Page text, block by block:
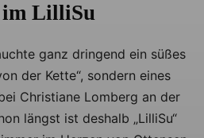
im LilliSu
ganz dringend ein süßes
der Kette“, sondern eines
Christiane Lomberg an der
längst ist deshalb „LilliSu“